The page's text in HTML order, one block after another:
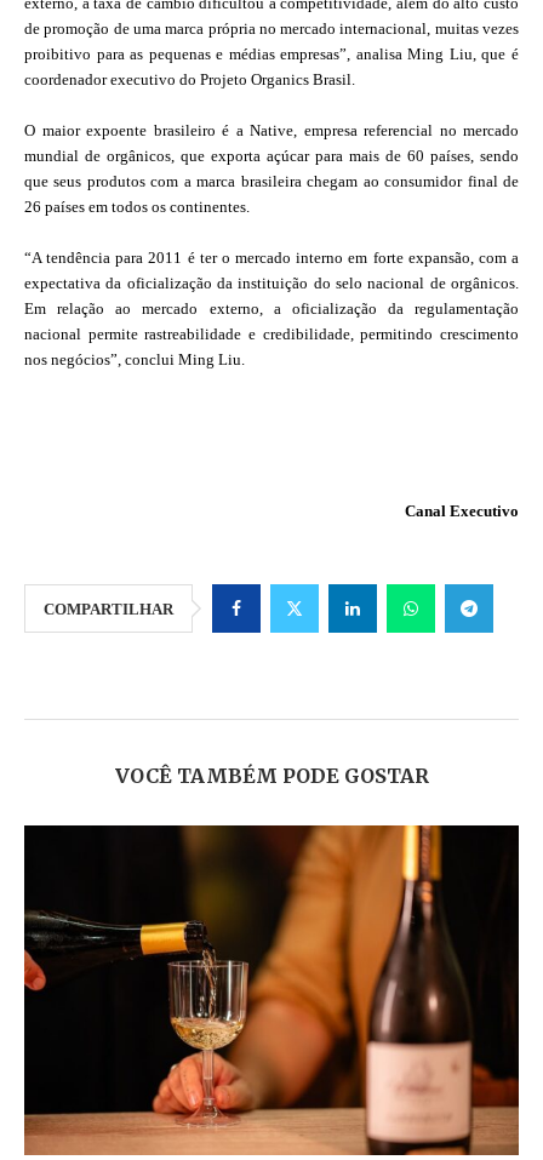
de promoção de uma marca própria no mercado internacional, muitas vezes
proibitivo para as pequenas e médias empresas”, analisa Ming Liu, que é
coordenador executivo do Projeto Organics Brasil.
O maior expoente brasileiro é a Native, empresa referencial no mercado
mundial de orgânicos, que exporta açúcar para mais de 60 países, sendo
que seus produtos com a marca brasileira chegam ao consumidor final de
26 países em todos os continentes.
“A tendência para 2011 é ter o mercado interno em forte expansão, com a
expectativa da oficialização da instituição do selo nacional de orgânicos.
Em relação ao mercado externo, a oficialização da regulamentação
nacional permite rastreabilidade e credibilidade, permitindo crescimento
nos negócios”, conclui Ming Liu.
Canal Executivo
COMPARTILHAR
VOCÊ TAMBÉM PODE GOSTAR